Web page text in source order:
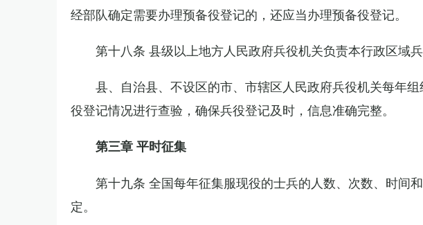
经部队确定需要办理预备役登记的，还应当办理预备役登记。
第十八条 县级以上地方人民政府兵役机关负责本行政区域兵
县、自治县、不设区的市、市辖区人民政府兵役机关每年
役登记情况进行查验，确保兵役登记及时，信息准确完整。
第三章 平时征集
第十九条 全国每年征集服现役的士兵的人数、次数、时间
定。